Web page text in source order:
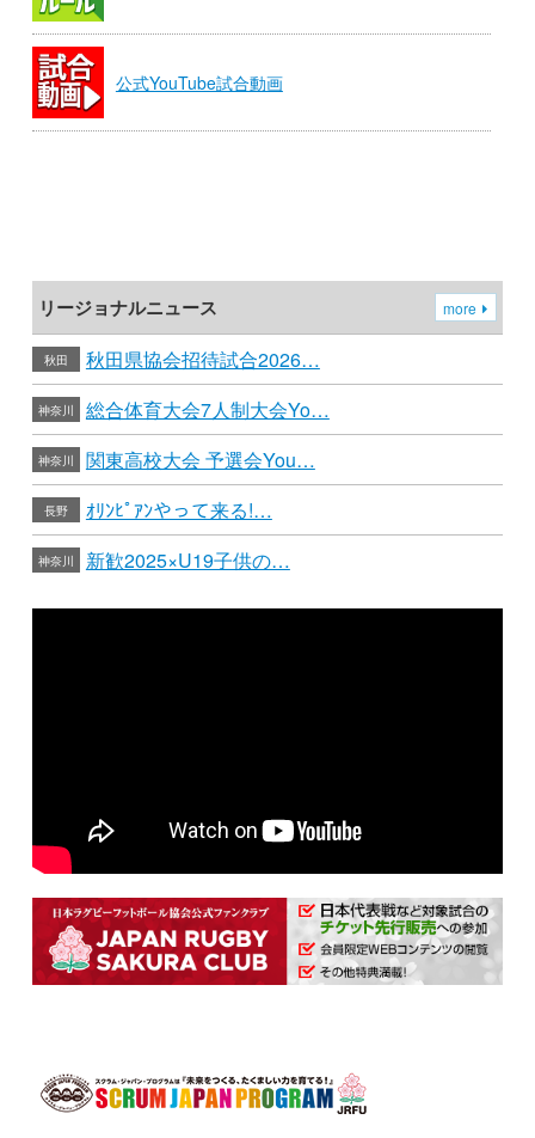
公式YouTube試合動画
リージョナルニュース more
秋田 秋田県協会招待試合2026…
神奈川 総合体育大会7人制大会Yo…
神奈川 関東高校大会 予選会You…
長野 ｵﾘﾝﾋﾟｱﾝやって来る!…
神奈川 新歓2025×U19子供の…